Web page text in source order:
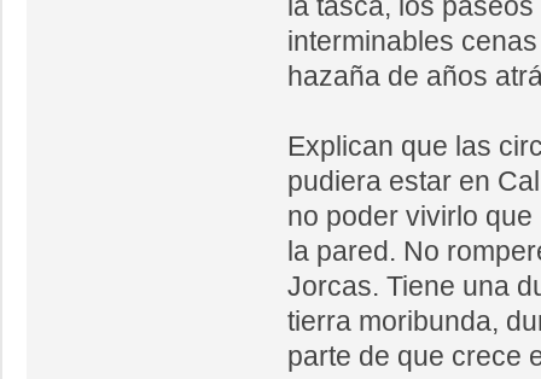
interminables
hazaña de años
Explican que las
pudiera estar en
no poder vivirlo
la pared. No
Jorcas. Tiene una
tierra moribunda,
parte de que crece